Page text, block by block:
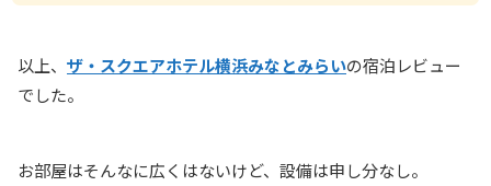
以上、 ザ・スクエアホテル横浜みなとみらいの宿泊レビュー
でした。
お部屋はそんなに広くはないけど、設備は申し分なし。